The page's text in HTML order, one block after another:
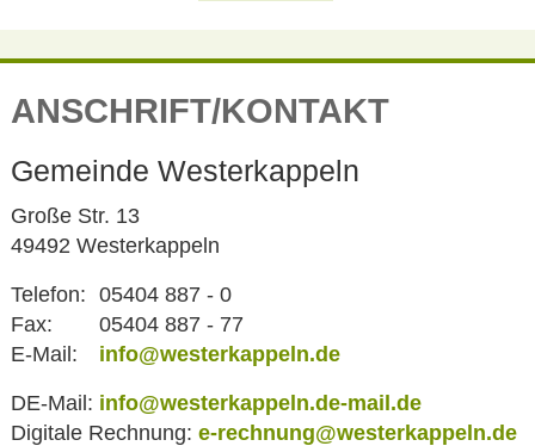
ANSCHRIFT/KONTAKT
Gemeinde Westerkappeln
Große Str. 13
49492 Westerkappeln
Telefon: 05404 887 - 0
Fax:
05404 887 - 77
E-Mail:
info@westerkappeln.de
DE-Mail: info@westerkappeln.de-mail.de
Digitale Rechnung: e-rechnung@westerkappeln.de